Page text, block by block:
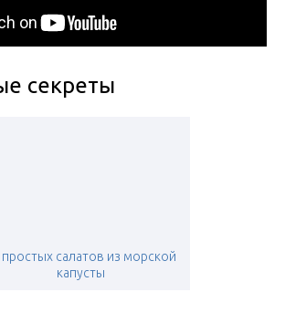
секреты
простых салатов из морской
капусты